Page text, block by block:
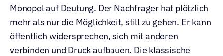
Monopol auf Deutung. Der Nachfrager hat plötzlich
mehr als nur die Möglichkeit, still zu gehen. Er kann
öffentlich widersprechen, sich mit anderen
verbinden und Druck aufbauen. Die klassische